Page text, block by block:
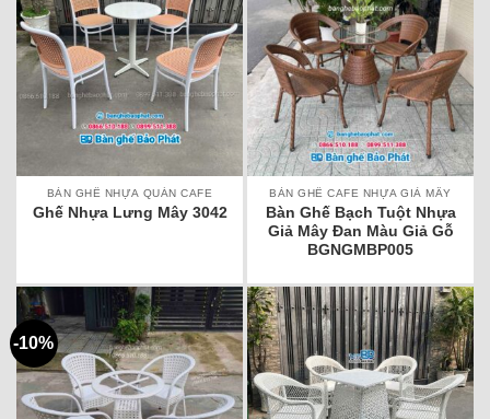
BÀN GHẾ NHỰA QUÁN CAFE
Ghế Nhựa Lưng Mây 3042
BÀN GHẾ CAFE NHỰA GIẢ MÂY
Bàn Ghế Bạch Tuột Nhựa
Giả Mây Đan Màu Giả Gỗ
BGNGMBP005
-10%